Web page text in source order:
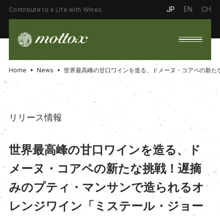
Contribute to a Life with Wines. JP EN CH
Home News 世界最高峰の甘口ワインを造る、ドメーヌ・コアペの新
リリース情報
世界最高峰の甘口ワインを造る、ド
メーヌ・コアペの新たな挑戦！遅摘
みのプティ・マンサンで造られるオ
レンジワイン「ミステール・ジョー